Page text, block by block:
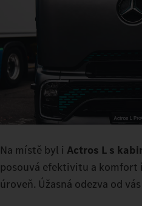
Na místě byl i Actros L s
posouvá efektivitu a komfort
úroveň. Úžasná odezva od